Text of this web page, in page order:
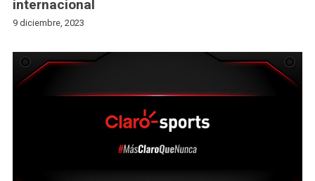
internacional
9 diciembre, 2023